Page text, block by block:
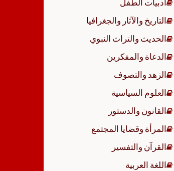
أدبيات الطفل
التاريخ والآثار والجغرافيا
الحديث والتراث النبوي
الدعاة والمفكرين
الزهد والتصوف
العلوم السياسية
القانون والدستور
المرأة وقضايا المجتمع
القرآن والتفسير
اللغة العربية